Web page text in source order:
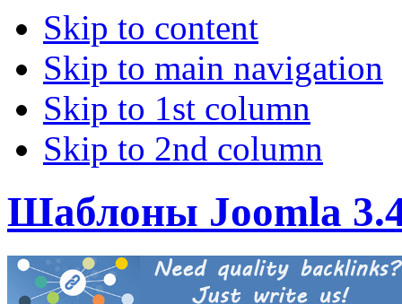
Skip to content
Skip to main navigation
Skip to 1st column
Skip to 2nd column
Шаблоны Joomla